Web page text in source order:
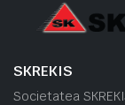
SKREKIS
Societatea